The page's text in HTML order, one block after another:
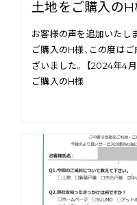
土地をご購入のH
お客様の声を追加いたし
ご購入のH様、この度は
ざいました。 【2024年4
ご購入のH様